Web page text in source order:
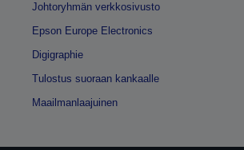
Johtoryhmän verkkosivusto
Epson Europe Electronics
Digigraphie
Tulostus suoraan kankaalle
Maailmanlaajuinen